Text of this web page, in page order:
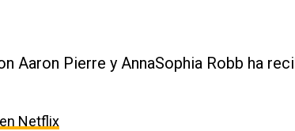
Aaron Pierre y AnnaSophia Robb ha
Netflix